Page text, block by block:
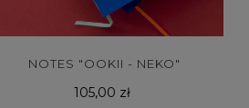
NOTES "OOKII - NEKO"
Cena
105,00 zł